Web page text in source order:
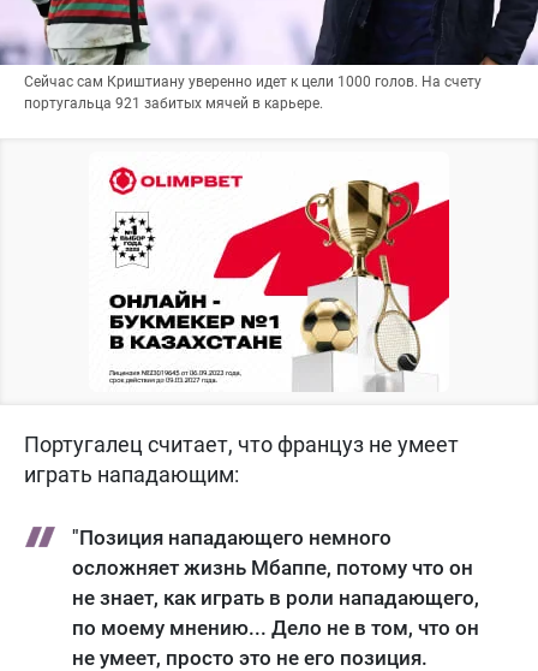
Сейчас сам Криштиану уверенно идет к цели 1000 голов. На счету
португальца 921 забитых мячей в карьере.
Португалец считает, что француз не умеет
играть нападающим:
"Позиция нападающего немного
осложняет жизнь Мбаппе, потому что он
не знает, как играть в роли нападающего,
по моему мнению... Дело не в том, что он
не умеет, просто это не его позиция.